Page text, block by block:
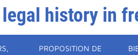
history in
PROPOSITION DE